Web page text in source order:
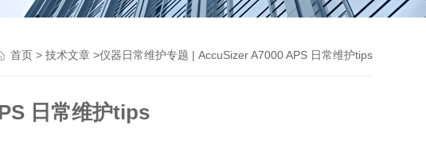
首页> 技术文章>仪器日常维护专题 | AccuSizer A7000 APS 日常维护tips
日常维护tips